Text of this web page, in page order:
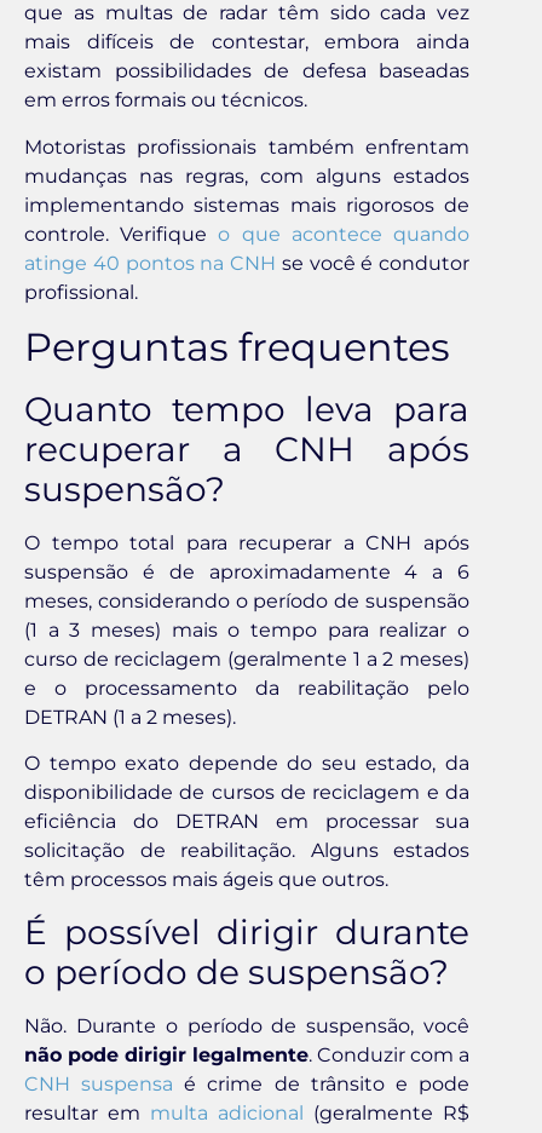
que as multas de radar têm sido cada vez
mais difíceis de contestar, embora ainda
existam possibilidades de defesa baseadas
em erros formais ou técnicos.
Motoristas profissionais também enfrentam
mudanças nas regras, com alguns estados
implementando sistemas mais rigorosos de
controle. Verifiqueo que acontece quando
atinge 40 pontos na CNH se você é condutor
profissional.
Perguntas frequentes
Quanto tempo leva para
recuperar a CNH após
suspensão?
O tempo total para recuperar a CNH após
suspensão é de aproximadamente 4 a 6
meses, considerando o período de suspensão
(1 a 3 meses) mais o tempo para realizar o
curso de reciclagem (geralmente 1 a 2 meses)
e o processamento da reabilitação pelo
DETRAN (1 a 2 meses).
O tempo exato depende do seu estado, da
disponibilidade de cursos de reciclagem e da
eficiência do DETRAN em processar sua
solicitação de reabilitação. Alguns estados
têm processos mais ágeis que outros.
É possível dirigir durante
o período de suspensão?
Não. Durante o período de suspensão, você
não pode dirigir legalmente. Conduzir com a
CNH suspensa é crime de trânsito e pode
resultar em multa adicional (geralmente R$